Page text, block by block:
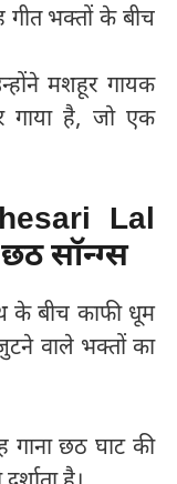
गीत भक्तों के बीच
मशहूर गायक
गाया है, जो एक
Lal
सॉन्ग्स
के बीच काफी धूम
वाले भक्तों का
गाना छठ घाट की